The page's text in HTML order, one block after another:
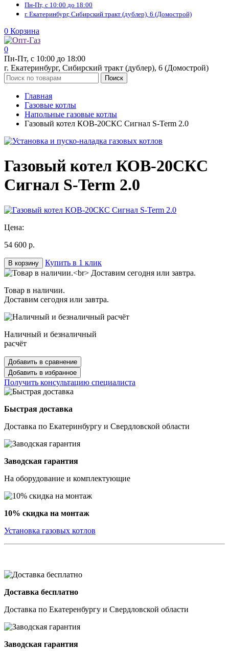
Пн-Пт, с 10:00 до 18:00
г. Екатеринбург, Сибирский тракт (дублер), 6 (Домострой)
0 Корзина
0
Пн-Пт, с 10:00 до 18:00
г. Екатеринбург, Сибирский тракт (дублер), 6 (Домострой)
Поиск
Главная
Газовые котлы
Напольные газовые котлы
Газовый котел КОВ-20СКC Сигнал S-Term 2.0
Газовый котел КОВ-20СКC
Сигнал S-Term 2.0
Цена:
54 600 р.
В корзину Купить в 1 клик
Товар в наличии.
Доставим сегодня или завтра.
Наличный и безналичный
расчёт
Добавить в сравнение
Добавить в избранное
Получить консультацию специалиста
Быстрая доставка
Доставка по Екатеринбургу и Свердловской области
Заводская гарантия
На оборудование и комплектующие
10% скидка на монтаж
Установка газовых котлов
Доставка бесплатно
Доставка по Екатеренбургу и Свердловской области
Заводская гарантия